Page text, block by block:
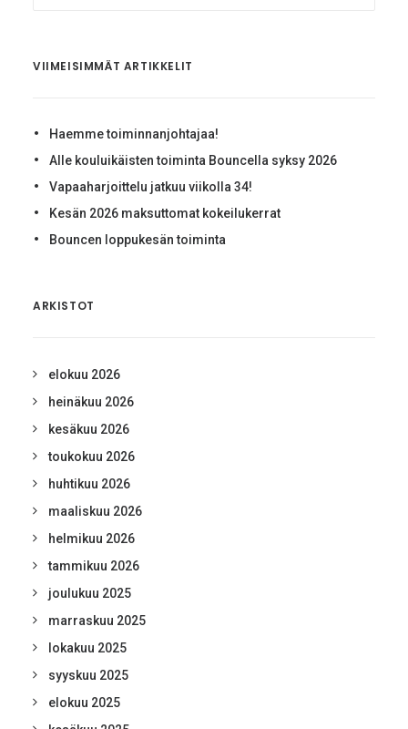
VIIMEISIMMÄT ARTIKKELIT
Haemme toiminnanjohtajaa!
Alle kouluikäisten toiminta Bouncella syksy 2026
Vapaaharjoittelu jatkuu viikolla 34!
Kesän 2026 maksuttomat kokeilukerrat
Bouncen loppukesän toiminta
ARKISTOT
elokuu 2026
heinäkuu 2026
kesäkuu 2026
toukokuu 2026
huhtikuu 2026
maaliskuu 2026
helmikuu 2026
tammikuu 2026
joulukuu 2025
marraskuu 2025
lokakuu 2025
syyskuu 2025
elokuu 2025